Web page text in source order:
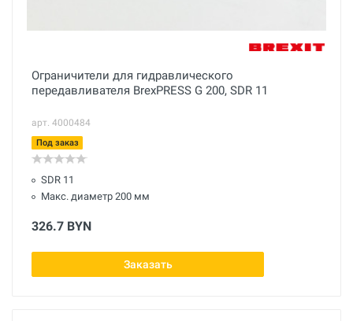
Ограничители для гидравлического
передавливателя BrexPRESS G 200, SDR 11
арт. 4000484
Под заказ
SDR 11
Макс. диаметр 200 мм
326.7 BYN
Заказать